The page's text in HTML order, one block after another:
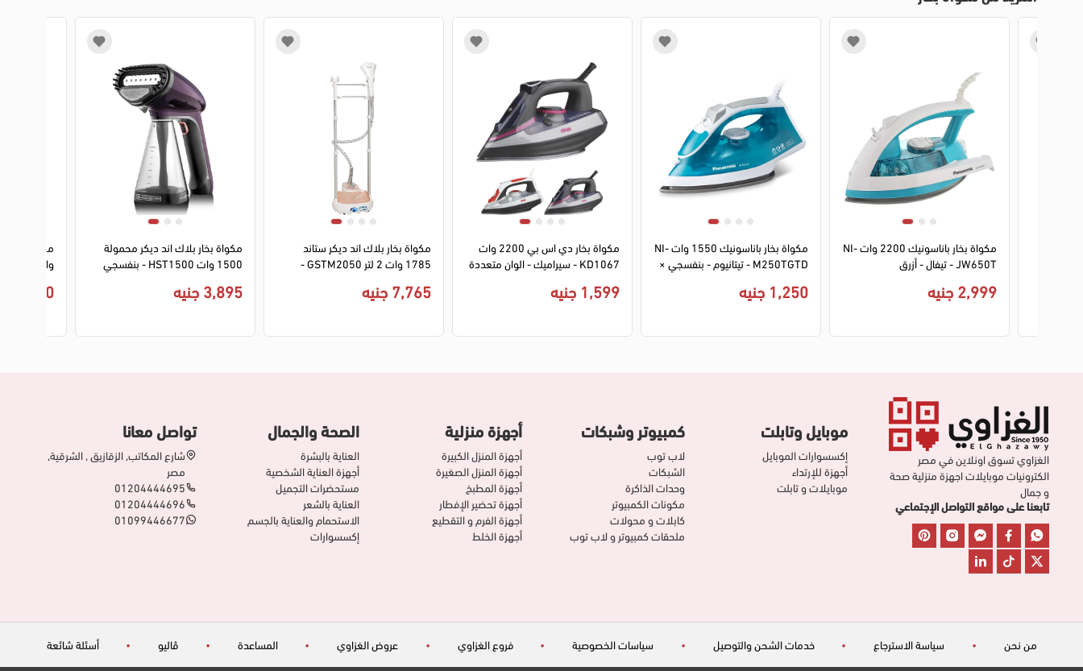
وات MT-GS105 - سيراميك - اسود
2,550 جنيه
مكواة بخار بلاك اند ديكر محمولة
1500 وات HST1500 - بنفسجي
3,895 جنيه
مكواة بخار بلاك اند ديكر ستاند
1785 وات 2 لتر GSTM2050 -
7,765 جنيه
مكواة بخار دي اس بي 2200 وات
KD1067 - سيراميك - الوان متعددة
1,599 جنيه
مكواة بخار باناسونيك 1550 وات NI-
M250TGTD - تيتانيوم - بنفسجي ×
1,250 جنيه
مكواة بخار باناسونيك 2200 وات NI-
JW650T - تيفال - أزرق
2,999 جنيه
1 2 1 2 1 2 1 2
الغزاوي تسوق اونلاين في مصر
الكترونيات موبايلات اجهزة منزلية صحة
و جمال
تابعنا على مواقع التواصل الإجتماعي
موبايل وتابلت
إكسسوارات الموبايل
أجهزة للإرتداء
موبايلات و تابلت
كمبيوتر وشبكات
لاب توب
الشبكات
وحدات الذاكرة
مكونات الكمبيوتر
كابلات و محولات
ملحقات كمبيوتر و لاب توب
أجهزة منزلية
أجهزة المنزل الكبيرة
أجهزة المنزل الصغيرة
أجهزة المطبخ
أجهزة تحضير الإفطار
أجهزة الفرم و التقطيع
أجهزة الخلط
الصحة والجمال
العناية بالبشرة
أجهزة العناية الشخصية
مستحضرات التجميل
العناية بالشعر
الاستحمام والعناية بالجسم
إكسسوارات
تواصل معانا
شارع المكاتب, الزقازيق , الشرقية,
مصر
01204444695
01204444696
01099446677
من نحن • سياسة الاسترجاع • خدمات الشحن والتوصيل • سياسات الخصوصية • فروع الغزاوي • عروض الغزاوي • المساعدة • ڤاليو • أسئلة شائعة